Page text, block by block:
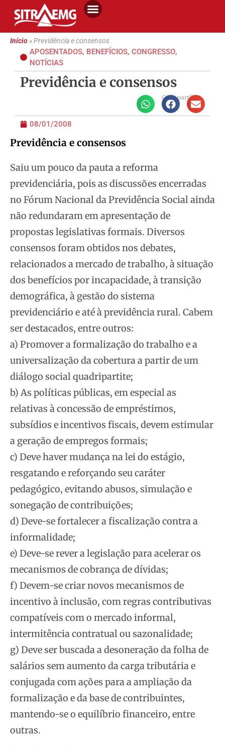
Início»Previdência e consensos
APOSENTADOS, BENEFÍCIOS, CONGRESSO,
NOTÍCIAS
Previdência e consensos
Compartilhe
08/01/2008
Previdência e consensos
Saiu um pouco da pauta a reforma
previdenciária, pois as discussões encerradas
no Fórum Nacional da Previdência Social ainda
não redundaram em apresentação de
propostas legislativas formais. Diversos
consensos foram obtidos nos debates,
relacionados a mercado de trabalho, à situação
dos benefícios por incapacidade, à transição
demográfica, à gestão do sistema
previdenciário e até à previdência rural. Cabem
ser destacados, entre outros:
a) Promover a formalização do trabalho e a
universalização da cobertura a partir de um
diálogo social quadripartite;
b) As políticas públicas, em especial as
relativas à concessão de empréstimos,
subsídios e incentivos fiscais, devem estimular
a geração de empregos formais;
c) Deve haver mudança na lei do estágio,
resgatando e reforçando seu caráter
pedagógico, evitando abusos, simulação e
sonegação de contribuições;
d) Deve-se fortalecer a fiscalização contra a
informalidade;
e) Deve-se rever a legislação para acelerar os
mecanismos de cobrança de dívidas;
f) Devem-se criar novos mecanismos de
incentivo à inclusão, com regras contributivas
compatíveis com o mercado informal,
intermitência contratual ou sazonalidade;
g) Deve ser buscada a desoneração da folha de
salários sem aumento da carga tributária e
conjugada com ações para a ampliação da
formalização e da base de contribuintes,
mantendo-se o equilíbrio financeiro, entre
outras.